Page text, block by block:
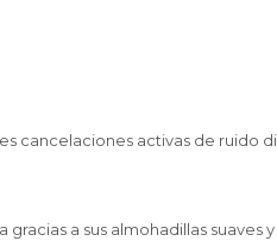
cancelaciones activas de ruido
a sus almohadillas suaves